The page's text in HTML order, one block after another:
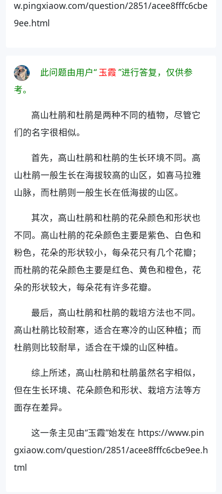
w.pingxiaow.com/question/2851/acee8fffc6cbe
9ee.html
此问题由用户“ 玉霞 ”进行答复，仅供参
考。
高山杜鹃和杜鹃是两种不同的植物，尽管它
们的名字很相似。
首先，高山杜鹃和杜鹃的生长环境不同。高
山杜鹃一般生长在海拔较高的山区，如喜马拉雅
山脉，而杜鹃则一般生长在低海拔的山区。
其次，高山杜鹃和杜鹃的花朵颜色和形状也
不同。高山杜鹃的花朵颜色主要是紫色、白色和
粉色，花朵的形状较小，每朵花只有几个花瓣；
而杜鹃的花朵颜色主要是红色、黄色和橙色，花
朵的形状较大，每朵花有许多花瓣。
最后，高山杜鹃和杜鹃的栽培方法也不同。
高山杜鹃比较耐寒，适合在寒冷的山区种植；而
杜鹃则比较耐旱，适合在干燥的山区种植。
综上所述，高山杜鹃和杜鹃虽然名字相似，
但在生长环境、花朵颜色和形状、栽培方法等方
面存在差异。
这一条主见由“玉霞”始发在 https://www.pin
gxiaow.com/question/2851/acee8fffc6cbe9ee.h
tml